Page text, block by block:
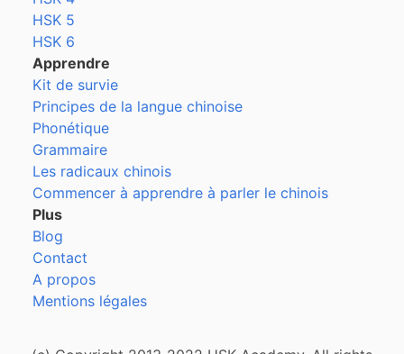
HSK 5
HSK 6
Apprendre
Kit de survie
Principes de la langue chinoise
Phonétique
Grammaire
Les radicaux chinois
Commencer à apprendre à parler le chinois
Plus
Blog
Contact
A propos
Mentions légales